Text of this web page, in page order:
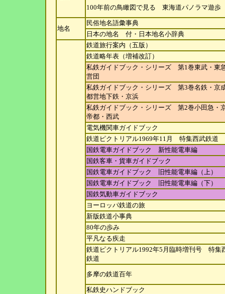
100年前の鳥瞰図で見る 東海道パノラマ遊歩
地名
民俗地名語彙事典
日本の地名 付・日本地名小辞典
鉄道旅行案内（五版）
鉄道略年表（増補改訂）
私鉄ガイドブック・シリーズ 第1巻東武・東
営団
私鉄ガイドブック・シリーズ 第3巻名鉄・京
都営地下鉄・京浜
私鉄ガイドブック・シリーズ 第2巻小田急・
帝都・ 西武
電気機関車ガイドブック
鉄道ピクトリアル1969年11月 特集西武鉄道
国鉄電車ガイドブック 新性能電車編
国鉄客車・貨車ガイドブック
国鉄電車ガイドブック 旧性能電車編（上）
国鉄電車ガイドブック 旧性能電車編（下）
国鉄気動車ガイドブック
ヨーロッパ鉄道の旅
新版鉄道小事典
80年の歩み
平凡なる疾走
鉄道ピクトリアル1992年5月臨時増刊号 特集
鉄道
多摩の鉄道百年
私鉄史ハンドブック